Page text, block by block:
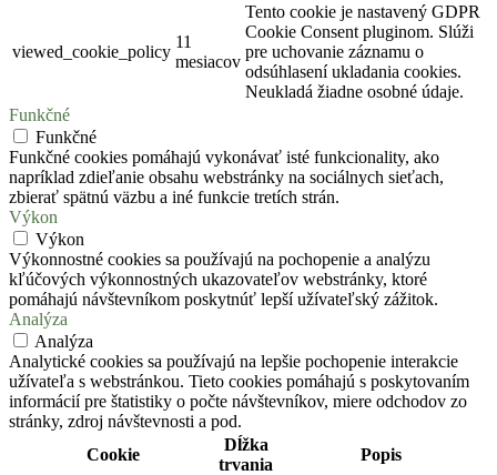
viewed_cookie_policy
11
mesiacov
Tento cookie je nastavený GDPR
Cookie Consent pluginom. Slúži
pre uchovanie záznamu o
odsúhlasení ukladania cookies.
Neukladá žiadne osobné údaje.
Funkčné
Funkčné
Funkčné cookies pomáhajú vykonávať isté funkcionality, ako
napríklad zdieľanie obsahu webstránky na sociálnych sieťach,
zbierať spätnú väzbu a iné funkcie tretích strán.
Výkon
Výkon
Výkonnostné cookies sa používajú na pochopenie a analýzu
kľúčových výkonnostných ukazovateľov webstránky, ktoré
pomáhajú návštevníkom poskytnúť lepší užívateľský zážitok.
Analýza
Analýza
Analytické cookies sa používajú na lepšie pochopenie interakcie
užívateľa s webstránkou. Tieto cookies pomáhajú s poskytovaním
informácií pre štatistiky o počte návštevníkov, miere odchodov zo
stránky, zdroj návštevnosti a pod.
Cookie
Dĺžka
trvania
Popis